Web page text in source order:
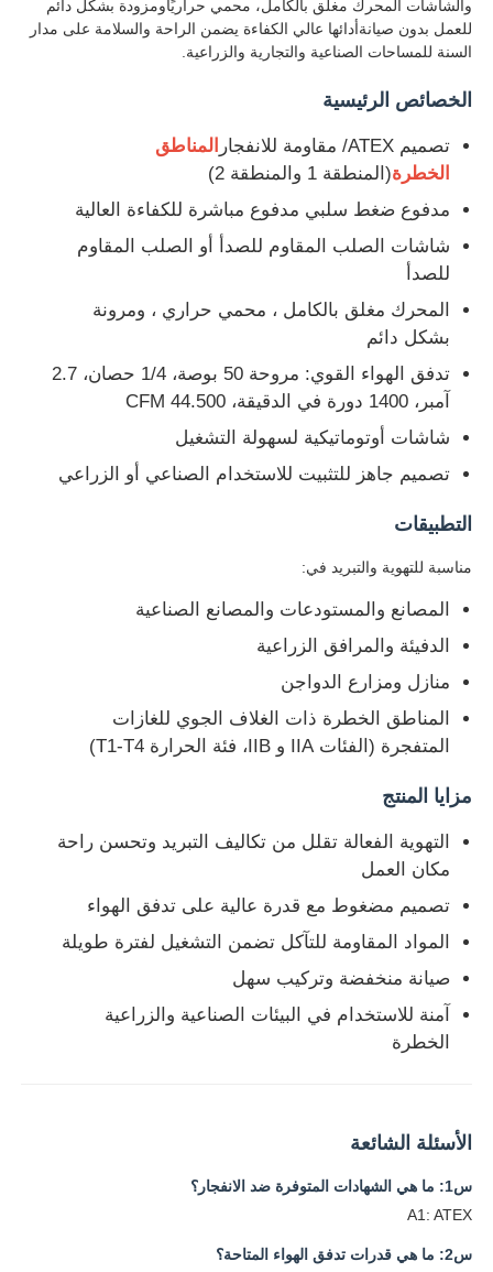
صندوق مقاوم للانفجار
غدد الكابلات المقاومة للانفجار
قابس ومقبس مقاوم للانفجار
والشاشات المحرك مغلق بالكامل، محمي حراريًاومزودة بشكل دائم
للعمل بدون صيانةأدائها عالي الكفاءة يضمن الراحة والسلامة على مدار
السنة للمساحات الصناعية والتجارية والزراعية.
الخصائص الرئيسية
تصميم ATEX/ مقاومة للانفجار
المناطق
الخطرة(المنطقة 1 والمنطقة 2)
مدفوع ضغط سلبي مدفوع مباشرة للكفاءة العالية
شاشات الصلب المقاوم للصدأ أو الصلب المقاوم
للصدأ
المحرك مغلق بالكامل ، محمي حراري ، ومرونة
بشكل دائم
تدفق الهواء القوي: مروحة 50 بوصة، 1/4 حصان، 2.7
آمبر، 1400 دورة في الدقيقة، 44.500 CFM
شاشات أوتوماتيكية لسهولة التشغيل
تصميم جاهز للتثبيت للاستخدام الصناعي أو الزراعي
التطبيقات
مناسبة للتهوية والتبريد في:
المصانع والمستودعات والمصانع الصناعية
الدفيئة والمرافق الزراعية
منازل ومزارع الدواجن
المناطق الخطرة ذات الغلاف الجوي للغازات
المتفجرة (الفئات IIA و IIB، فئة الحرارة T1-T4)
مزايا المنتج
التهوية الفعالة تقلل من تكاليف التبريد وتحسن راحة
مكان العمل
تصميم مضغوط مع قدرة عالية على تدفق الهواء
المواد المقاومة للتآكل تضمن التشغيل لفترة طويلة
صيانة منخفضة وتركيب سهل
آمنة للاستخدام في البيئات الصناعية والزراعية
الخطرة
الأسئلة الشائعة
س1: ما هي الشهادات المتوفرة ضد الانفجار؟
A1: ATEX
س2: ما هي قدرات تدفق الهواء المتاحة؟